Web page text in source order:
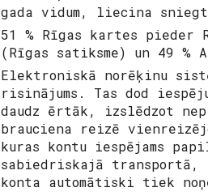
gada vidum, liecina
51 % Rīgas kartes pieder
(Rīgas satiksme) un 49 %
Elektroniskā norēķinu
risinājums. Tas dod
daudz ērtāk, izslēdzot
brauciena reizē
kuras kontu iespējams
sabiedriskajā transportā,
konta automātiski tiek